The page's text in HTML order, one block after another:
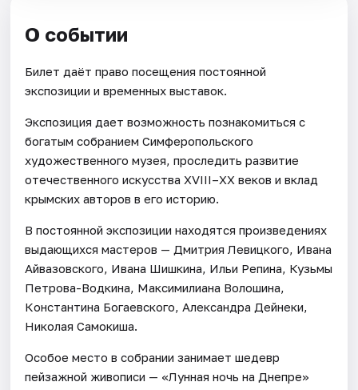
О событии
Билет даёт право посещения постоянной
экспозиции и временных выставок.
Экспозиция дает возможность познакомиться с
богатым собранием Симферопольского
художественного музея, проследить развитие
отечественного искусства XVIII–ХХ веков и вклад
крымских авторов в его историю.
В постоянной экспозиции находятся произведениях
выдающихся мастеров — Дмитрия Левицкого, Ивана
Айвазовского, Ивана Шишкина, Ильи Репина, Кузьмы
Петрова-Водкина, Максимилиана Волошина,
Константина Богаевского, Александра Дейнеки,
Николая Самокиша.
Особое место в собрании занимает шедевр
пейзажной живописи — «Лунная ночь на Днепре»